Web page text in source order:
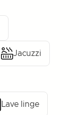
Jacuzzi
Lave linge